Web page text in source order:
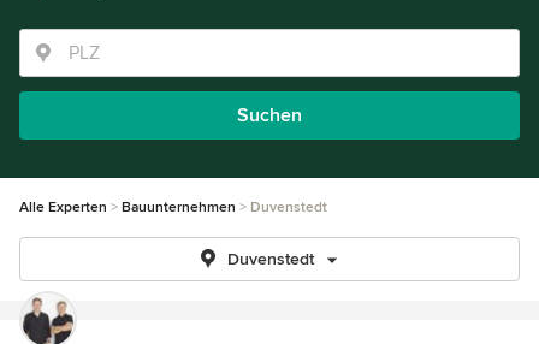
Suchen
Alle Experten Bauunternehmen Duvenstedt
Duvenstedt